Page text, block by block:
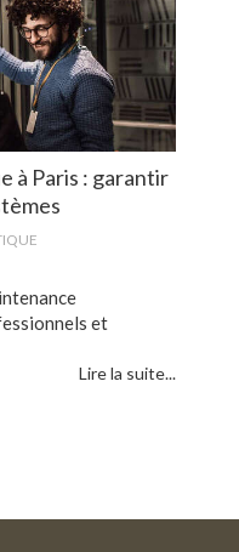
à Paris : garantir
et
Lire la suite...